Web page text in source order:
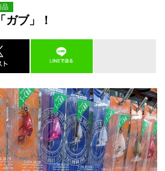
品
ガブ」！